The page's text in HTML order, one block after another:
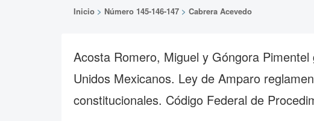
Inicio > Número 145-146-147 > Cabrera Acevedo
Acosta Romero, Miguel y Góngora
Unidos Mexicanos. Ley de Amparo
constitucionales. Código Federal de